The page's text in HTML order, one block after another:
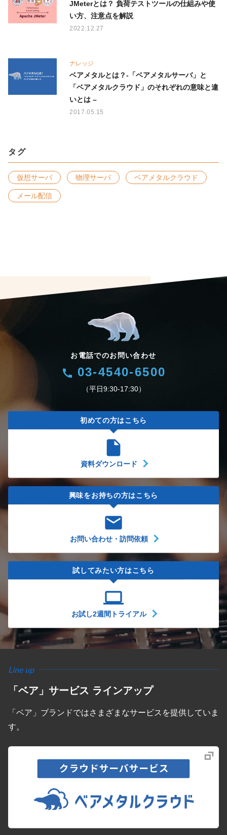
JMeterとは？ 負荷テストツールの仕組みや使
い方、注意点を解説
2022.12.27
ナレッジ
ベアメタルとは？-「ベアメタルサーバ」と
「ベアメタルクラウド」のそれぞれの意味と違
いとは –
2017.05.15
タグ
仮想サーバ 物理サーバ ベアメタルクラウド
メール配信
お電話でのお問い合わせ
call 03-4540-6500
（平日9:30-17:30）
初めての方はこちら
insert_drive_file
資料ダウンロード
興味をお持ちの方はこちら
email
お問い合わせ・訪問依頼
試してみたい方はこちら
computer
お試し2週間トライアル
Line up
「ベア」サービス ラインアップ
「ベア」ブランドではさまざまなサービスを提供していま
す。